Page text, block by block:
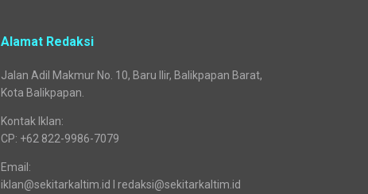
Alamat Redaksi
Jalan Adil Makmur No. 10, Baru Ilir, Balikpapan Barat,
Kota Balikpapan.
Kontak Iklan:
CP: +62 822-9986-7079
Email:
iklan@sekitarkaltim.id I redaksi@sekitarkaltim.id